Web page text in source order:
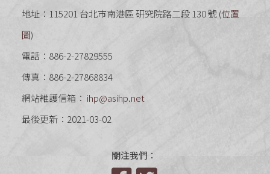
地址：115201 台北市南港區 研究院路二段 130 號 (位置
圖)
電話：886-2-27829555
傳真：886-2-27868834
網站維護信箱： ihp@asihp.net
最後更新：2021-03-02
關注我們：